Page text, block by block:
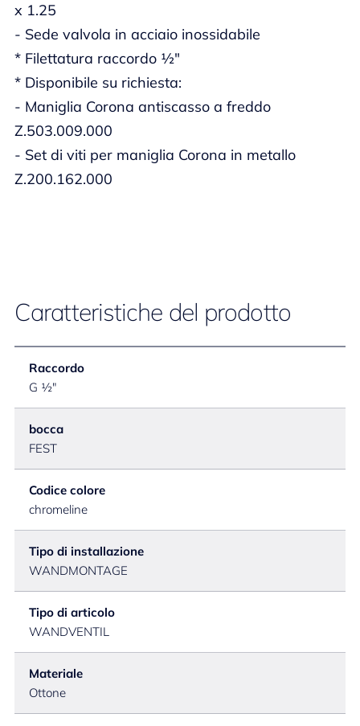
x 1.25
- Sede valvola in acciaio inossidabile
* Filettatura raccordo ½"
* Disponibile su richiesta:
- Maniglia Corona antiscasso a freddo
Z.503.009.000
- Set di viti per maniglia Corona in metallo
Z.200.162.000
Caratteristiche del prodotto
Raccordo
G ½"
bocca
FEST
Codice colore
chromeline
Tipo di installazione
WANDMONTAGE
Tipo di articolo
WANDVENTIL
Materiale
Ottone